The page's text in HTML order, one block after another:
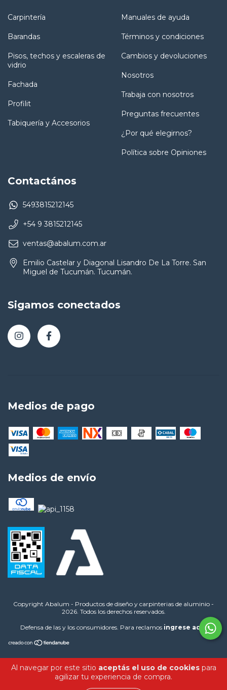
Al navegar por este sitio aceptás el uso de cookiespara
agilizar tu experiencia de compra.
Carpintería
Barandas
Pisos, techos y escaleras de
vidrio
Fachada
Profilit
Tabiquería y Accesorios
Manuales de ayuda
Términos y condiciones
Cambios y devoluciones
Nosotros
Trabaja con nosotros
Preguntas frecuentes
¿Por qué elegirnos?
Política sobre Opiniones
Contactános
5493815212145
+54 9 3815212145
ventas@abalum.com.ar
Emilio Castelar y Diagonal Lisandro De La Torre. San
Miguel de Tucumán. Tucumán.
Sigamos conectados
Medios de pago
Medios de envío
Copyright Abalum - Productos de diseño y carpinterias de aluminio -
2026. Todos los derechos reservados.
Defensa de las y los consumidores. Para reclamos ingrese aquí